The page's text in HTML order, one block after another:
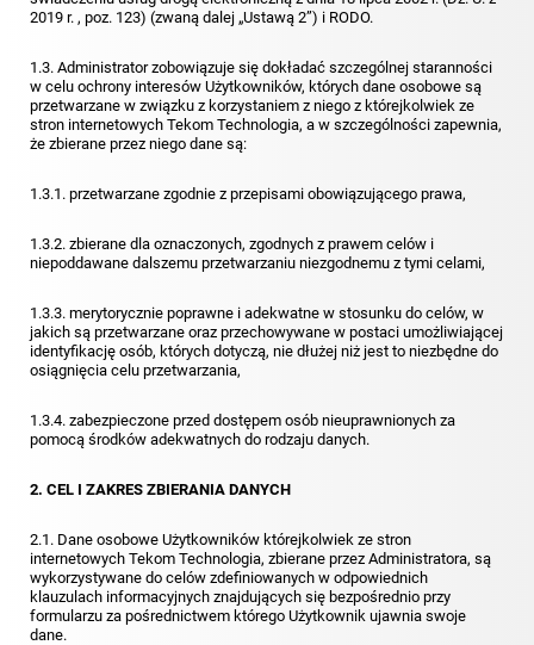
2019 r. , poz. 123) (zwaną dalej „Ustawą 2”) i RODO.
1.3. Administrator zobowiązuje się dokładać szczególnej staranności
w celu ochrony interesów Użytkowników, których dane osobowe są
przetwarzane w związku z korzystaniem z niego z którejkolwiek ze
stron internetowych Tekom Technologia, a w szczególności zapewnia,
że zbierane przez niego dane są:
1.3.1. przetwarzane zgodnie z przepisami obowiązującego prawa,
1.3.2. zbierane dla oznaczonych, zgodnych z prawem celów i
niepoddawane dalszemu przetwarzaniu niezgodnemu z tymi celami,
1.3.3. merytorycznie poprawne i adekwatne w stosunku do celów, w
jakich są przetwarzane oraz przechowywane w postaci umożliwiającej
identyfikację osób, których dotyczą, nie dłużej niż jest to niezbędne do
osiągnięcia celu przetwarzania,
1.3.4. zabezpieczone przed dostępem osób nieuprawnionych za
pomocą środków adekwatnych do rodzaju danych.
2. CEL I ZAKRES ZBIERANIA DANYCH
2.1. Dane osobowe Użytkowników którejkolwiek ze stron
internetowych Tekom Technologia, zbierane przez Administratora, są
wykorzystywane do celów zdefiniowanych w odpowiednich
klauzulach informacyjnych znajdujących się bezpośrednio przy
formularzu za pośrednictwem którego Użytkownik ujawnia swoje
dane.